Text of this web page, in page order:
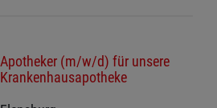
Apotheker (m/w/d) für unsere
Krankenhausapotheke